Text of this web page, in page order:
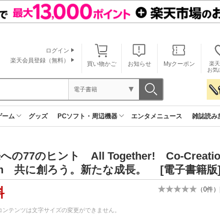
買い物かご お知らせ Myクーポン
楽
お気
ログイン
楽天会員登録（無料）
電子書籍
ーム グッズ PCソフト・周辺機器 エンタメニュース 雑誌読み
への77のヒント All Together! Co-
共に創ろう。新たな成長。 [電子書籍版]
（0件）
テンツは文字サイズの変更ができません。